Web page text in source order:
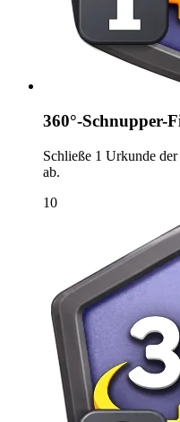
360°-Schnupper-
Schließe 1 Urkunde
ab.
10